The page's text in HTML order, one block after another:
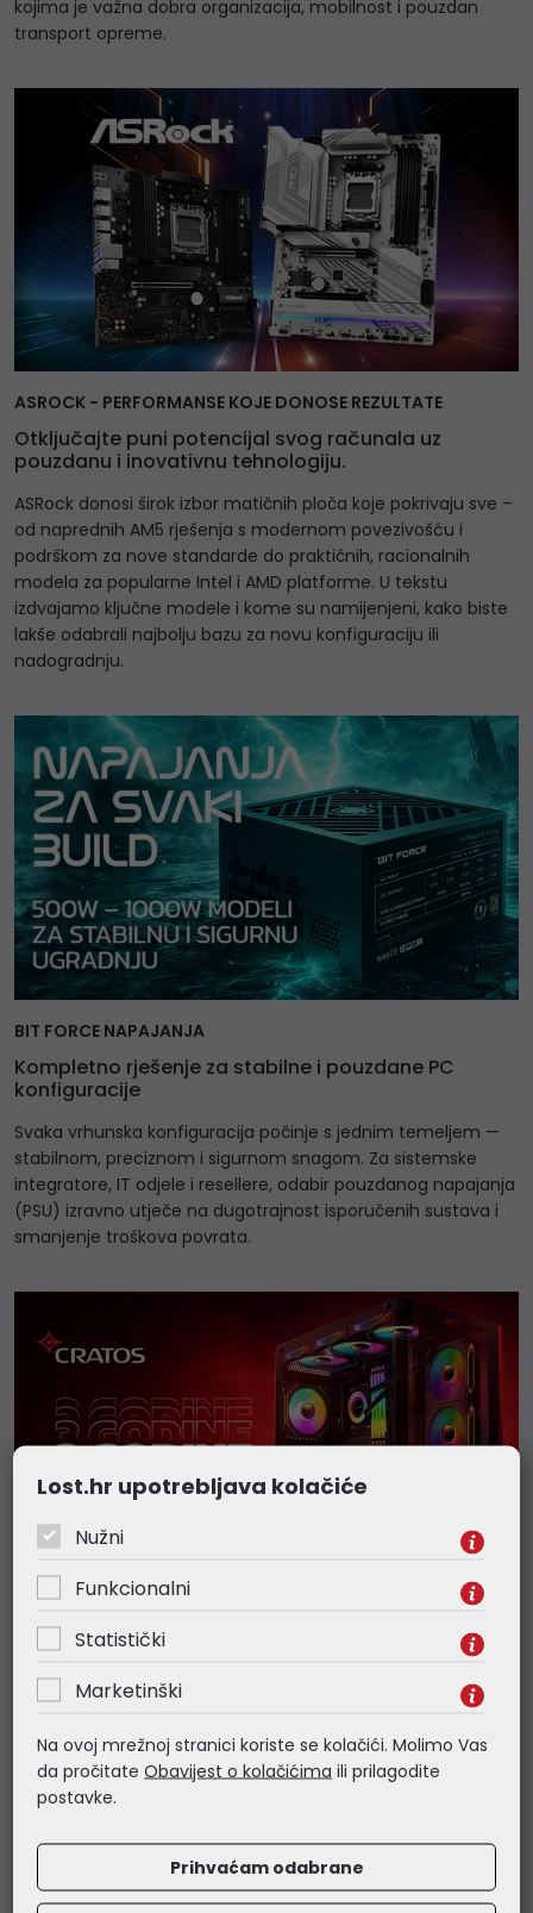
kojima je važna dobra organizacija, mobilnost i pouzdan
transport opreme.
ASROCK - PERFORMANSE KOJE DONOSE REZULTATE
Otključajte puni potencijal svog računala uz
pouzdanu i inovativnu tehnologiju.
ASRock donosi širok izbor matičnih ploča koje pokrivaju sve –
od naprednih AM5 rješenja s modernom povezivošću i
podrškom za nove standarde do praktičnih, racionalnih
modela za popularne Intel i AMD platforme. U tekstu
izdvajamo ključne modele i kome su namijenjeni, kako biste
lakše odabrali najbolju bazu za novu konfiguraciju ili
nadogradnju.
BIT FORCE NAPAJANJA
Kompletno rješenje za stabilne i pouzdane PC
konfiguracije
Svaka vrhunska konfiguracija počinje s jednim temeljem —
stabilnom, preciznom i sigurnom snagom. Za sistemske
integratore, IT odjele i resellere, odabir pouzdanog napajanja
(PSU) izravno utječe na dugotrajnost isporučenih sustava i
smanjenje troškova povrata.
NOVA ERA POUZDANOSTI
Cratos stolna računala: Pouzdanost na koju
Kako bismo našim partnerima i korisnicima osigurali
maksimalan mir i sigurnost u radu, s ponosom objavljujemo
da sva Cratos stolna računala iz naše ponude od sada
dolaze s produljenim jamstvenim rokom od 3 godine,
umjesto dosadašnje 2 godine.
Lost.hr upotrebljava kolačiće
Nužni
Funkcionalni
Statistički
Marketinški
Na ovoj mrežnoj stranici koriste se kolačići. Molimo Vas
da pročitateObavijest o kolačićima ili prilagodite
postavke.
Prihvaćam odabrane